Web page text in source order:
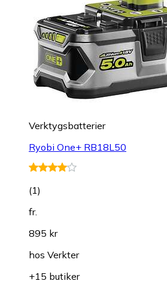
Verktygsbatterier
Ryobi One+ RB18L50
(1)
fr.
895 kr
hos Verkter
+15 butiker